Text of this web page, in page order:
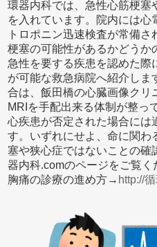
環器内科では、急性心筋梗塞
を入れています。院内には
トロポニン迅速検査が常備
梗塞の可能性があるかどうか
急性を要する疾患を認めた際
が可能な救急病院へ紹介し
合は、飯田橋の心臓画像クリ
MRIを手配出来る体制が整っ
心疾患が否定された場合には
す。いずれにせよ、命に関わ
塞や狭心症ではないことの確
器内科.comのページをご覧く
胸痛の診療の進め方→ http://